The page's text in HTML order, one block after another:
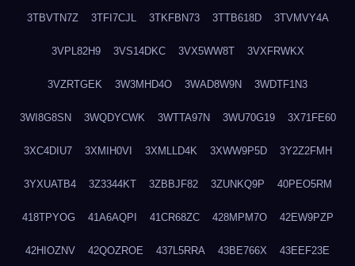
3TBVTN7Z 3TFI7CJL 3TKFBN73 3TTB618D 3TVMVY4A
3VPL82H9 3VS14DKC 3VX5WW8T 3VXFRWKX
3VZRTGEK 3W3MHD4O 3WAD8W9N 3WDTF1N3
3WI8G8SN 3WQDYCWK 3WTTA97N 3WU70G19 3X71FE60
3XC4DIU7 3XMIH0VI 3XMLLD4K 3XWW9P5D 3Y2Z2FMH
3YXUATB4 3Z3344KT 3ZBBJF82 3ZUNKQ9P 40PEO5RM
418TPYOG 41A6AQPI 41CR68ZC 428MPM7O 42EW9PZP
42HIOZNV 42QOZROE 437L5RRA 43BE766X 43EEF23E